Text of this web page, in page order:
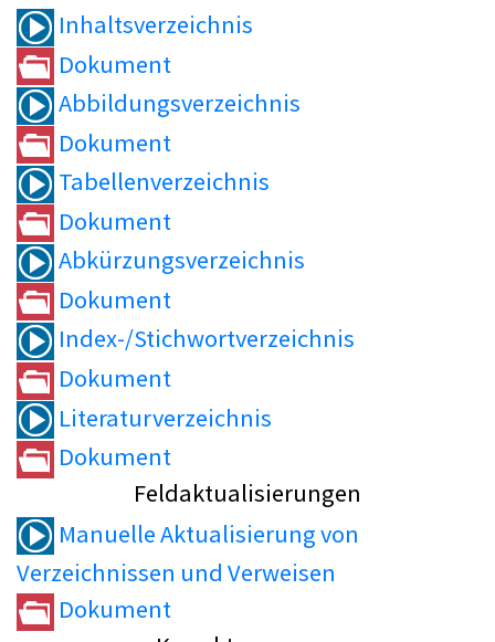
Inhaltsverzeichnis
Dokument
Abbildungsverzeichnis
Dokument
Tabellenverzeichnis
Dokument
Abkürzungsverzeichnis
Dokument
Index-/Stichwortverzeichnis
Dokument
Literaturverzeichnis
Dokument
Feldaktualisierungen
Manuelle Aktualisierung von
Verzeichnissen und Verweisen
Dokument